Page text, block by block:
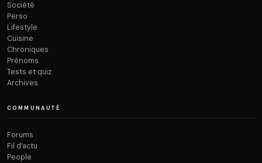
Société
Perso
Lifestyle
Cuisine
Chroniques
Prénoms
Tests et quiz
Archives
COMMUNAUTÉ
Forums
Fil d’actu
People